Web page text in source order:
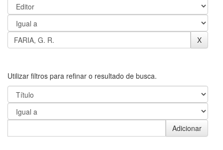
Utilizar filtros para refinar o resultado de busca.